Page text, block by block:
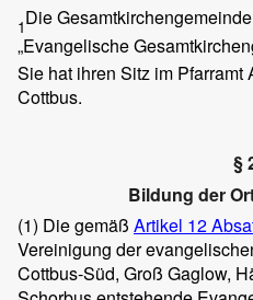
1Die
„Evangelische
Sie hat ihren Sitz im Pfarramt
Cottbus.
§
Bildung der
(1) Die gemäß Artikel 12
Vereinigung der
Cottbus-Süd, Groß Gaglow,